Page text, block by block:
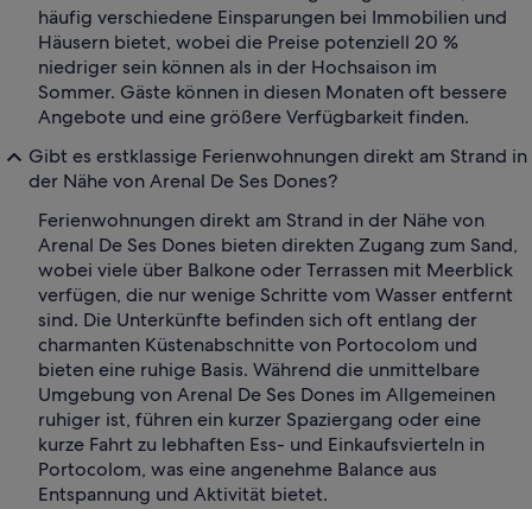
häufig verschiedene Einsparungen bei Immobilien und
Häusern bietet, wobei die Preise potenziell 20 %
niedriger sein können als in der Hochsaison im
Sommer. Gäste können in diesen Monaten oft bessere
Angebote und eine größere Verfügbarkeit finden.
Gibt es erstklassige Ferienwohnungen direkt am Strand in
der Nähe von Arenal De Ses Dones?
Ferienwohnungen direkt am Strand in der Nähe von
Arenal De Ses Dones bieten direkten Zugang zum Sand,
wobei viele über Balkone oder Terrassen mit Meerblick
verfügen, die nur wenige Schritte vom Wasser entfernt
sind. Die Unterkünfte befinden sich oft entlang der
charmanten Küstenabschnitte von Portocolom und
bieten eine ruhige Basis. Während die unmittelbare
Umgebung von Arenal De Ses Dones im Allgemeinen
ruhiger ist, führen ein kurzer Spaziergang oder eine
kurze Fahrt zu lebhaften Ess- und Einkaufsvierteln in
Portocolom, was eine angenehme Balance aus
Entspannung und Aktivität bietet.